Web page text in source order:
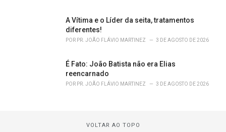
A Vítima e o Líder da seita, tratamentos
diferentes!
POR PR. JOÃO FLÁVIO MARTINEZ 3 DE AGOSTO DE 2026
É Fato: João Batista não era Elias
reencarnado
POR PR. JOÃO FLÁVIO MARTINEZ 3 DE AGOSTO DE 2026
VOLTAR AO TOPO